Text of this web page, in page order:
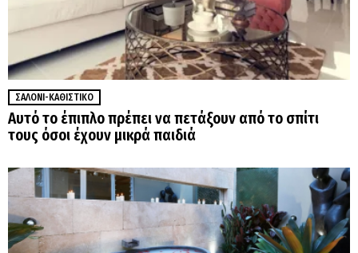
ΣΑΛΌΝΙ-ΚΑΘΙΣΤΙΚΌ
Αυτό το έπιπλο πρέπει να πετάξουν από το σπίτι
τους όσοι έχουν μικρά παιδιά